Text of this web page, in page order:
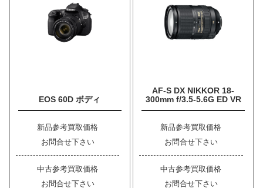
EOS 60D ボディ
新品参考買取価格
お問合せ下さい
中古参考買取価格
お問合せ下さい
AF-S DX NIKKOR 18-
300mm f/3.5-5.6G ED VR
新品参考買取価格
お問合せ下さい
中古参考買取価格
お問合せ下さい